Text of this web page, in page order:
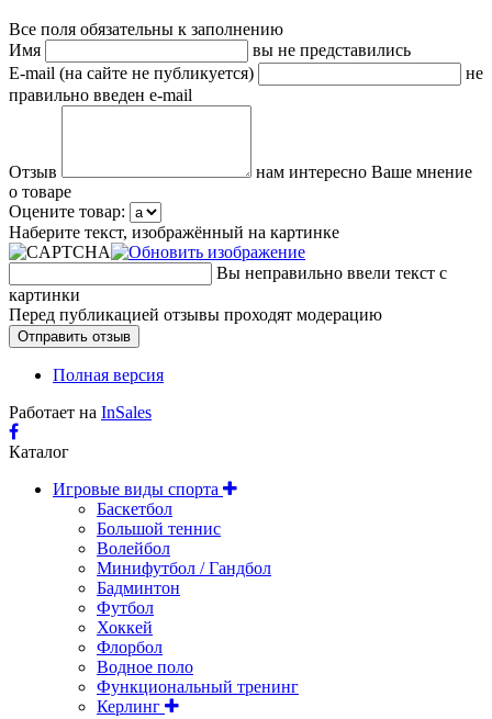
Все поля обязательны к заполнению
Имя
вы не представились
E-mail (на сайте не публикуется)
не
правильно введен e-mail
Отзыв
нам интересно Ваше мнение
о товаре
Оцените товар:
Наберите текст, изображённый на картинке
Вы неправильно ввели текст с
картинки
Перед публикацией отзывы проходят модерацию
Полная версия
Работает на InSales
Каталог
Игровые виды спорта
Баскетбол
Большой теннис
Волейбол
Минифутбол / Гандбол
Бадминтон
Футбол
Хоккей
Флорбол
Водное поло
Функциональный тренинг
Керлинг